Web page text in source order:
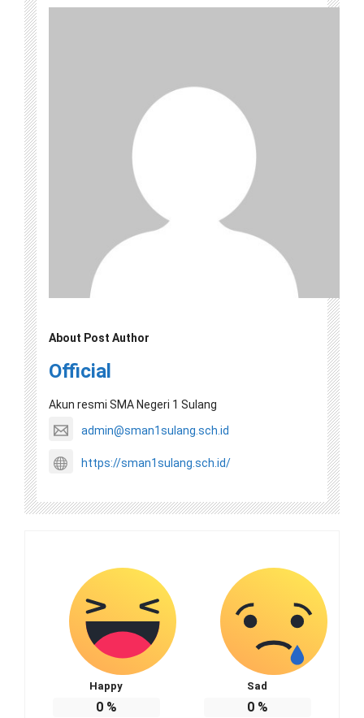
About Post Author
Official
Akun resmi SMA Negeri 1 Sulang
admin@sman1sulang.sch.id
https://sman1sulang.sch.id/
Happy
0%
Sad
0%